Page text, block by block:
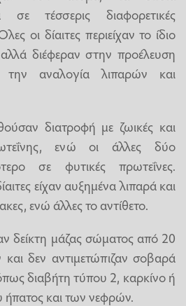
σε τέσσερις διαφορετικές
οι δίαιτες περιείχαν το ίδιο
διέφεραν στην προέλευση
την αναλογία λιπαρών και
διατροφή με ζωικές και
ενώ οι άλλες δύο
σε φυτικές πρωτεΐνες.
είχαν αυξημένα λιπαρά και
ενώ άλλες το αντίθετο.
δείκτη μάζας σώματος από 20
δεν αντιμετώπιζαν σοβαρά
διαβήτη τύπου 2, καρκίνο ή
ήπατος και των νεφρών.